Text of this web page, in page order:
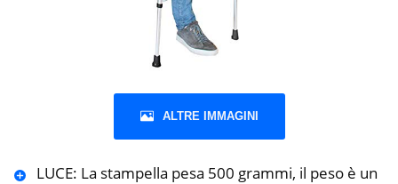
ALTRE IMMAGINI
LUCE: La stampella pesa 500 grammi, il peso è un